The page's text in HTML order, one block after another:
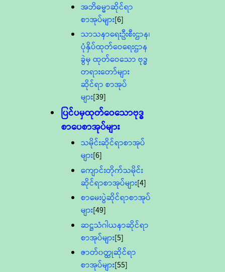
အဘိဓမ္မာဆိုင်ရာ
စာအုပ်များ[6]
သာသနာရေးဦးစီးဌာန၊
ပုံနှိပ်ထုတ်ဝေရေးဌာန
ခွဲမှ ထုတ်ဝေသော ဗုဒ္ဓ
တရားတော်များ
ဆိုင်ရာ စာအုပ်
များ[39]
ပြင်ပမှထုတ်ဝေသောဗုဒ္ဓ
စာပေစာအုပ်များ
သမိုင်းဆိုင်ရာစာအုပ်
များ[6]
ကျောင်းတိုက်သမိုင်း
ဆိုင်ရာစာအုပ်များ[4]
စာမေးပွဲဆိုင်ရာစာအုပ်
များ[49]
ဆဋ္ဌသံဂါယနာဆိုင်ရာ
စာအုပ်များ[5]
ဇာတ်၀တ္ထုဆိုင်ရာ
စာအုပ်များ[55]